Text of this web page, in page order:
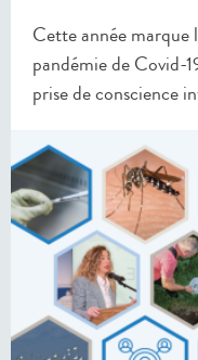
Cette année marque
pandémie de Covid-
prise de conscience